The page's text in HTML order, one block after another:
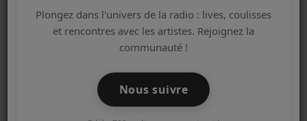
EQUIPE
ARTISTES
NOS PARTENAIRES
Plongez dans l'univers de la radio : lives, coulisses
et rencontres avec les artistes. Rejoignez la
communauté !
Nous suivre